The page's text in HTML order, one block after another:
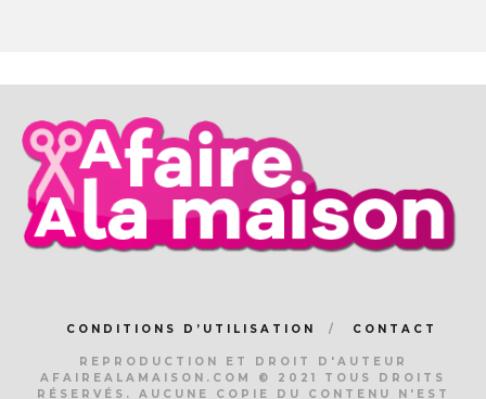
CONDITIONS D’UTILISATION CONTACT
REPRODUCTION ET DROIT D'AUTEUR
AFAIREALAMAISON.COM © 2021 TOUS DROITS
RÉSERVÉS. AUCUNE COPIE DU CONTENU N'EST